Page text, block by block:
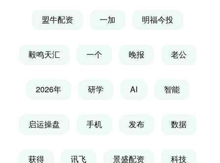
盟牛配资 一加 明福今投
毅鸣天汇 一个 晚报 老公
2026年 研学 AI 智能
启运操盘 手机 发布 数据
获得 讯飞 景盛配资 科技